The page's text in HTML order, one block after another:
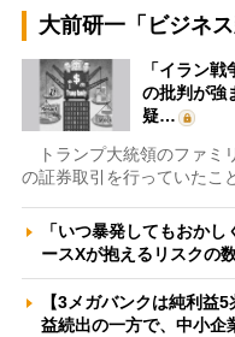
大前研一「ビジネ
「イラン
の批判が強
疑…
トランプ大統領のファミ
の証券取引を行っていたこ
「いつ暴発してもおか
ースXが抱えるリスクの
【3メガバンクは純利益
益続出の一方で、中小